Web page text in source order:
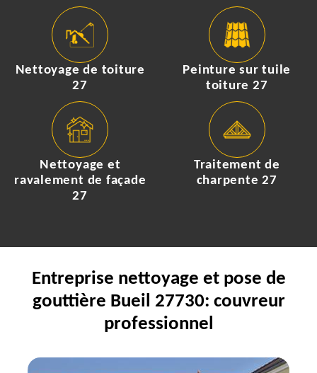
Nettoyage de toiture
27
Peinture sur tuile
toiture 27
Nettoyage et
ravalement de façade
27
Traitement de
charpente 27
Entreprise nettoyage et pose de
gouttière Bueil 27730: couvreur
professionnel